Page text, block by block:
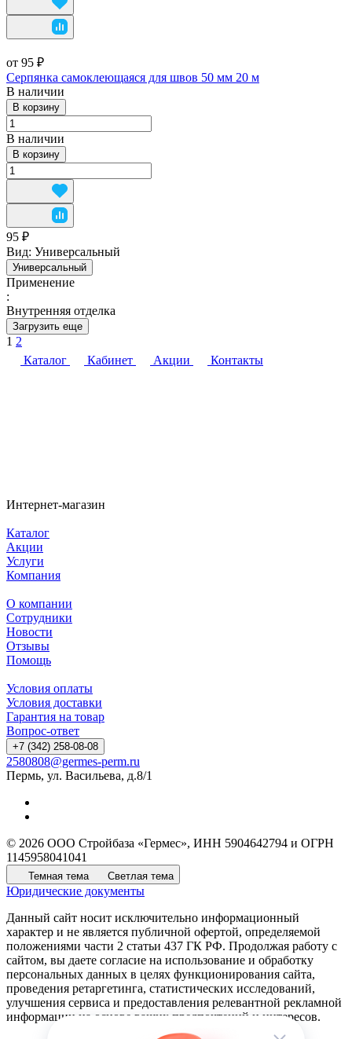
от 95 ₽
Серпянка самоклеющаяся для швов 50 мм 20 м
В наличии
В корзину
В наличии
В корзину
95 ₽
Вид: Универсальный
Универсальный
Применение
:
Внутренняя отделка
Загрузить еще
1 2
Каталог
Кабинет Акции Контакты
Интернет-магазин
Каталог
Акции
Услуги
Компания
О компании
Сотрудники
Новости
Отзывы
Помощь
Условия оплаты
Условия доставки
Гарантия на товар
Вопрос-ответ
+7 (342) 258-08-08
2580808@germes-perm.ru
Пермь, ул. Васильева, д.8/1
© 2026 ООО Стройбаза «Гермес», ИНН 5904642794 и ОГРН
1145958041041
Темная тема Светлая тема
Юридические документы
Данный сайт носит исключительно информационный
характер и не является публичной офертой, определяемой
положениями части 2 статьи 437 ГК РФ. Продолжая работу с
сайтом, вы даете согласие на использование и обработку
персональных данных в целях функционирования сайта,
проведения ретаргетинга, статистических исследований,
улучшения сервиса и предоставления релевантной рекламной
информации на основе ваших предпочтений и интересов.